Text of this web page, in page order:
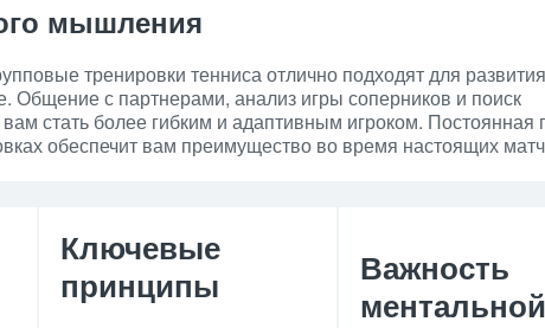
мышления
тренировки тенниса отлично подходят для развития
Общение с партнерами, анализ игры соперников и поиск
стать более гибким и адаптивным игроком. Постоянная
обеспечит вам преимущество во время настоящих
Ключевые
принципы
Важность
ментальной